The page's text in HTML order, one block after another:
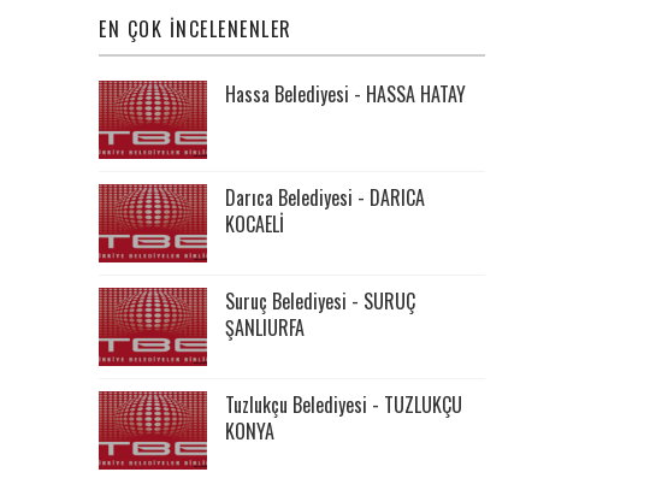
EN ÇOK İNCELENENLER
Hassa Belediyesi - HASSA HATAY
Darıca Belediyesi - DARICA
KOCAELİ
Suruç Belediyesi - SURUÇ
ŞANLIURFA
Tuzlukçu Belediyesi - TUZLUKÇU
KONYA